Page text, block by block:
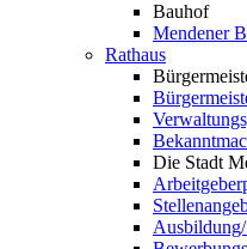
Bauhof
Mendener
Rathaus
Die Stadt